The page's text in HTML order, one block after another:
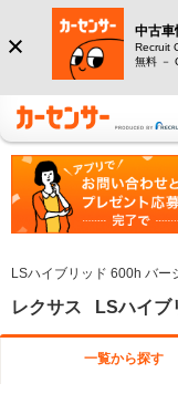
中古車
Recruit
無料 －
LSハイブリッド 600h バー
レクサス LSハイブ
一覧から探す